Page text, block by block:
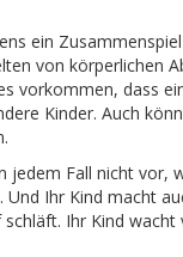
ein
von körperlichen
vorkommen, dass
Kinder. Auch
jedem Fall nicht vor,
Und Ihr Kind macht
Ihr Kind wacht